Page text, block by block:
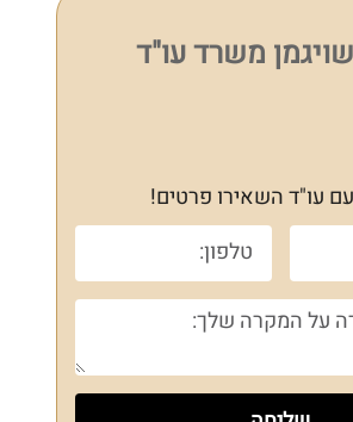
משרד עו"ד
עם עו"ד השאירו פרטים!